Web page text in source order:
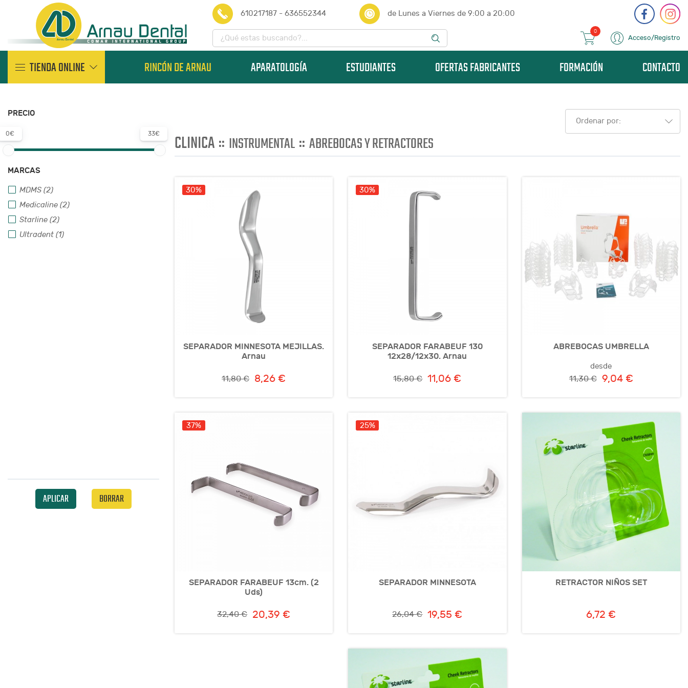
610217187 - 636552344 de Lunes a Viernes de 9:00 a 20:00
0
Acceso/Registro
TIENDA ONLINE RINCÓN DE ARNAU APARATOLOGÍA ESTUDIANTES OFERTAS FABRICANTES FORMACIÓN CONTACTO
PRECIO
0€ 33€
MARCAS
MDMS (2)
Medicaline (2)
Starline (2)
Ultradent (1)
APLICAR BORRAR
Ordenar por:
CLINICA :: INSTRUMENTAL :: ABREBOCAS Y RETRACTORES
30%
SEPARADOR MINNESOTA MEJILLAS.
Arnau
11,80 € 8,26 €
30%
SEPARADOR FARABEUF 130
12x28/12x30. Arnau
15,80 € 11,06 €
ABREBOCAS UMBRELLA
desde
11,30 € 9,04 €
37%
SEPARADOR FARABEUF 13cm. (2
Uds)
32,40 € 20,39 €
25%
SEPARADOR MINNESOTA
26,04 € 19,55 €
RETRACTOR NIÑOS SET
6,72 €